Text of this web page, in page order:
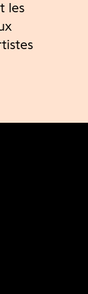
les